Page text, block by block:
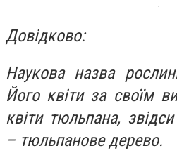
Довідково:
Наукова назва
Його квіти за своїм
квіти тюльпана,
– тюльпанове дерево.